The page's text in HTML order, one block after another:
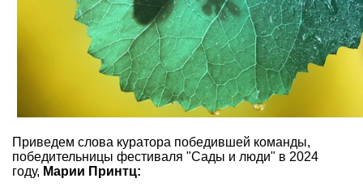
Приведем слова куратора победившей команды,
победительницы фестиваля "Сады и люди" в 2024
году, Марии Принтц: